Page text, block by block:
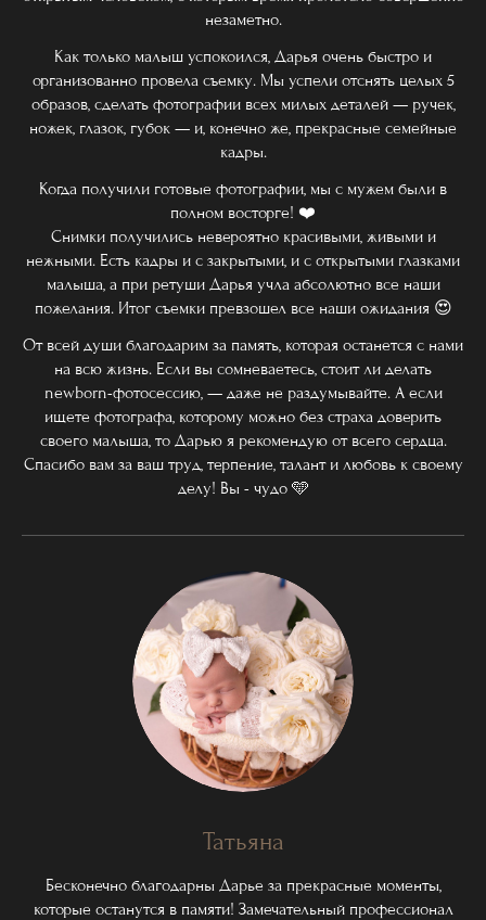
незаметно.
Как только малыш успокоился, Дарья очень быстро и
организованно провела съемку. Мы успели отснять целых 5
образов, сделать фотографии всех милых деталей — ручек,
ножек, глазок, губок — и, конечно же, прекрасные семейные
кадры.
Когда получили готовые фотографии, мы с мужем были в
полном восторге! ❤️
Снимки получились невероятно красивыми, живыми и
нежными. Есть кадры и с закрытыми, и с открытыми глазками
малыша, а при ретуши Дарья учла абсолютно все наши
пожелания. Итог съемки превзошел все наши ожидания 😍
От всей души благодарим за память, которая останется с нами
на всю жизнь. Если вы сомневаетесь, стоит ли делать
newborn-фотосессию, — даже не раздумывайте. А если
ищете фотографа, которому можно без страха доверить
своего малыша, то Дарью я рекомендую от всего сердца.
Спасибо вам за ваш труд, терпение, талант и любовь к своему
делу! Вы - чудо 🩵
Татьяна
Бесконечно благодарны Дарье за прекрасные моменты,
которые останутся в памяти! Замечательный профессионал